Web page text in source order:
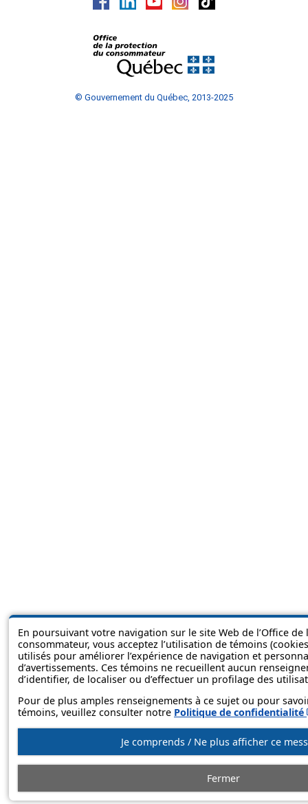
En poursuivant votre navigation sur le site Web de l’Office
consommateur, vous acceptez l’utilisation de témoins
utilisés pour améliorer l’expérience de navigation et
d’avertissements. Ces témoins ne recueillent aucun
d’identifier, de localiser ou d’effectuer un profilage des
Pour de plus amples renseignements à ce sujet ou pour
témoins, veuillez consulter notre Politique de confidentialité
Je comprends / Ne plus afficher ce
Fermer
© Gouvernement du Québec, 2013-2025